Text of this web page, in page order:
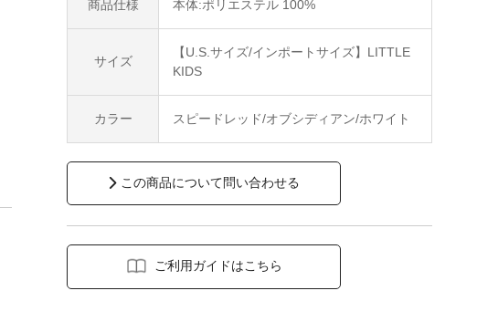
商品仕様 本体:ポリエステル 100%
サイズ
【U.S.サイズ/インポートサイズ】LITTLE
KIDS
カラー スピードレッド/オブシディアン/ホワイト
この商品について問い合わせる
ご利用ガイドはこちら